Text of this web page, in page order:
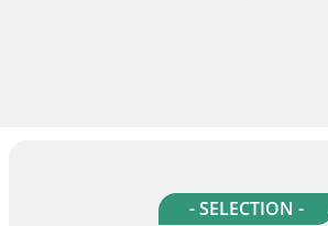
- SELECTION -